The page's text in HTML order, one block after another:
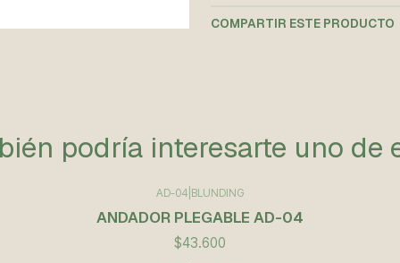
COMPARTIR ESTE PRODUCTO
podría interesarte uno de
AD-04 BLUNDING
ANDADOR PLEGABLE AD-04
$43.600